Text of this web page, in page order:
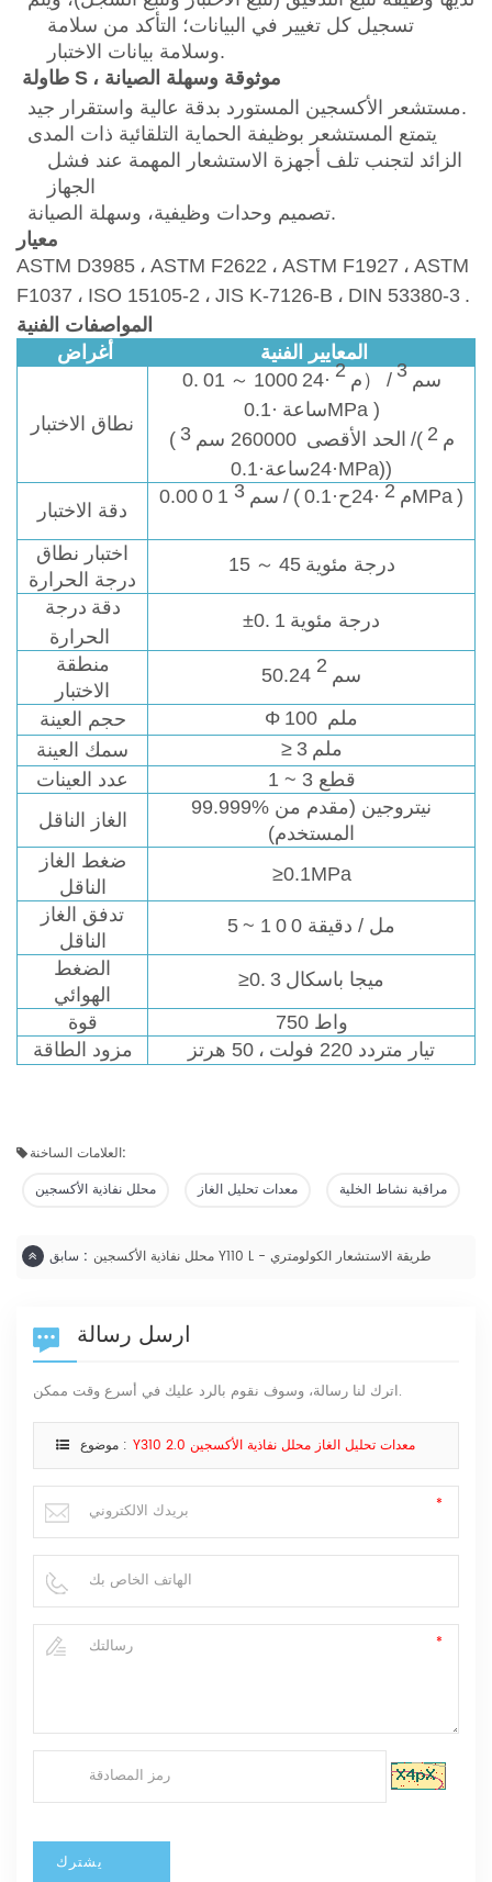
تسجيل كل تغيير في البيانات؛ التأكد من سلامة
وسلامة بيانات الاختبار.
طاولة S
، موثوقة وسهلة الصيانة
مستشعر الأكسجين المستورد بدقة عالية واستقرار جيد.
الزائد لتجنب تلف أجهزة الاستشعار المهمة عند فشل
الجهاز
تصميم وحدات وظيفية، وسهلة الصيانة.
معيار
ASTM D3985 ، ASTM F2622 ، ASTM F1927 ، ASTM
F1037 ، ISO 15105-2 ، JIS K-7126-B ، DIN 53380-3 .
المواصفات الفنية
أغراض
المعايير الفنية
نطاق الاختبار
0. 01 ～ 1000 سم 3
/
（ م 2
·24
ساعة·0.1MPa )
(
الحد الأقصى 260000 سم 3 /( م 2
·24ساعة·0.1MPa))
دقة الاختبار
0.00 0 1 سم 3 / ( م 2 ·24ح·0.1MPa )
اختبار نطاق
درجة الحرارة
15 ～ 45 درجة مئوية
دقة درجة
±0. 1 درجة مئوية
منطقة
الاختبار
50.24 سم 2
حجم العينة Φ 100 ملم
سمك العينة
≥ 3 ملم
عدد العينات
1 ~ 3 قطع
الغاز الناقل
99.999% نيتروجين (مقدم من
المستخدم)
ضغط الغاز
الناقل
≥0.1MPa
تدفق الغاز
الناقل
5 ~ 1 0
0 مل / دقيقة
الضغط
الهوائي
≥0. 3 ميجا باسكال
قوة
750 واط
مزود الطاقة
تيار متردد 220 فولت ، 50 هرتز
العلامات الساخنة:
محلل نفاذية الأكسجين
معدات تحليل الغاز مراقبة نشاط الخلية
سابق : محلل نفاذية الأكسجين Y110 L - طريقة الاستشعار الكولومتري
ارسل رسالة
اترك لنا رسالة، وسوف نقوم بالرد عليك في أسرع وقت ممكن.
موضوع : Y310 2.0 معدات تحليل الغاز محلل نفاذية الأكسجين